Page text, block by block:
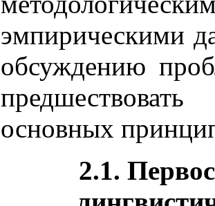
эмпирическими
обсуждению
основных
2.1.